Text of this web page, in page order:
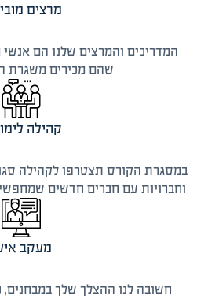
מרצים
המדריכים והמרצים שלנו הם
שהם מכירים משגרת
קהילה
במסגרת הקורס תצטרפו לקהילה
וחברויות עם חברים חדשים
מעקב
חשובה לנו ההצלך שלך